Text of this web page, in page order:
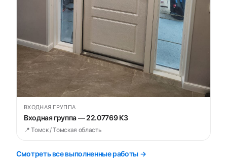
ВХОДНАЯ ГРУППА
Входная группа — 22.07769 К3
📍 Томск / Томская область
Смотреть все выполненные работы →